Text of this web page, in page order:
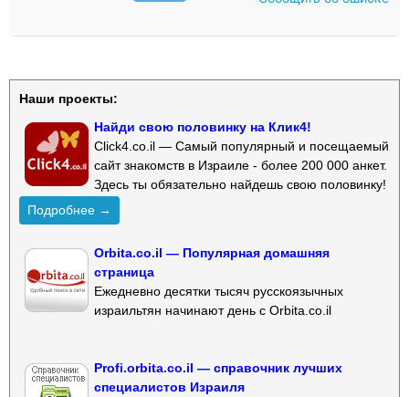
Наши проекты:
Найди свою половинку на Клик4!
Click4.co.il — Самый популярный и посещаемый
сайт знакомств в Израиле - более 200 000 анкет.
Здесь ты обязательно найдешь свою половинку!
Подробнее →
Orbita.co.il — Популярная домашняя
страница
Ежедневно десятки тысяч русскоязычных
израильтян начинают день с Orbita.co.il
Profi.orbita.co.il — справочник лучших
специалистов Израиля